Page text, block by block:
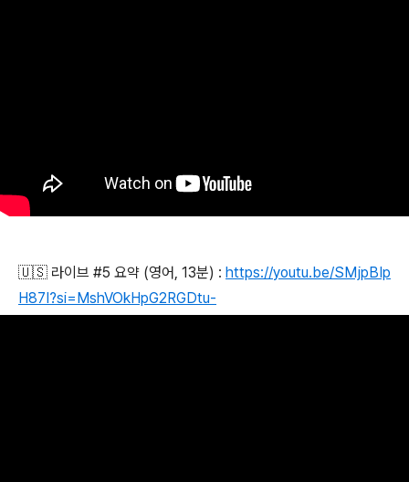
🇺🇸 라이브 #5 요약 (영어, 13분) : https://youtu.be/SMjpBIp
H87I?si=MshVOkHpG2RGDtu-